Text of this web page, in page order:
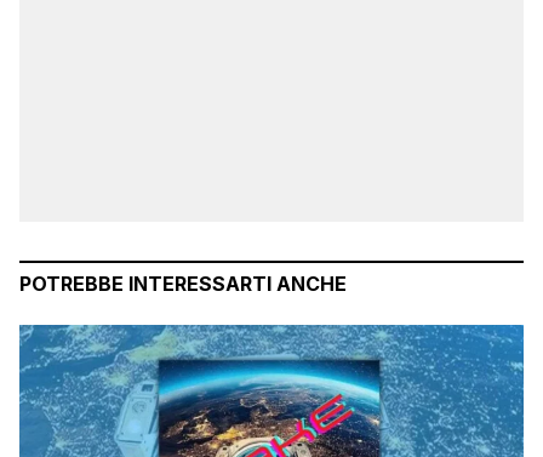
POTREBBE INTERESSARTI ANCHE